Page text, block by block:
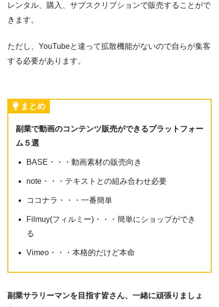
レンタル、購入、サブスクリプションで販売することがで
きます。
ただし、YouTubeと違って拡散機能がないので自らが集客
する必要があります。
まとめ
副業で動画のコンテンツ販売ができるプラットフォー
ム５選
BASE・・・動画素材の販売向き
note・・・テキストとの組み合わせ必要
ココナラ・・・一番簡単
Filmuy(フィルミー)・・・簡単にショップができ
る
Vimeo・・・本格的だけど本命
副業サラリーマンを目指す皆さん、一緒に頑張りましょ